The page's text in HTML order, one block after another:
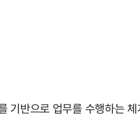
기반으로 업무를 수행하는